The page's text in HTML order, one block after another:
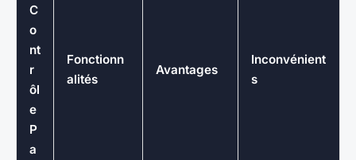
C
o
nt
r
ôl
e
P
a
Fonctionn
alités
Avantages
Inconvénient
s